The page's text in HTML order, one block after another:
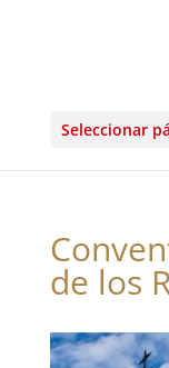
Seleccionar
de los